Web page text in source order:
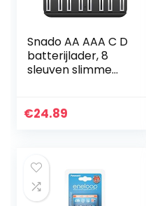
Snado AA AAA C D
batterijlader, 8
sleuven slimme
AA AAA C D Ni-
€24.89